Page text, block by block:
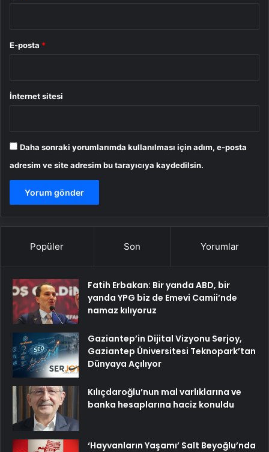
E-posta *
İnternet sitesi
Daha sonraki yorumlarımda kullanılması için adım, e-posta
adresim ve site adresim bu tarayıcıya kaydedilsin.
Popüler Son Yorumlar
Fatih Erbakan: Bir yanda ABD, bir
yanda YPG biz de Emevi Camii’nde
namaz kılıyoruz
Gaziantep’in Dijital Vizyonu Serjoy,
Gaziantep Üniversitesi Teknopark’tan
Dünyaya Açılıyor
Kılıçdaroğlu’nun mal varlıklarına ve
banka hesaplarına haciz konuldu
‘Hayvanların Yaşamı’ Salt Beyoğlu’nda